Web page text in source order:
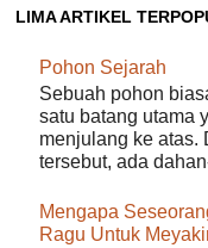
LIMA ARTIKEL
Pohon Sejarah
Sebuah pohon
satu batang utama
menjulang ke atas.
tersebut, ada
Mengapa
Ragu Untuk